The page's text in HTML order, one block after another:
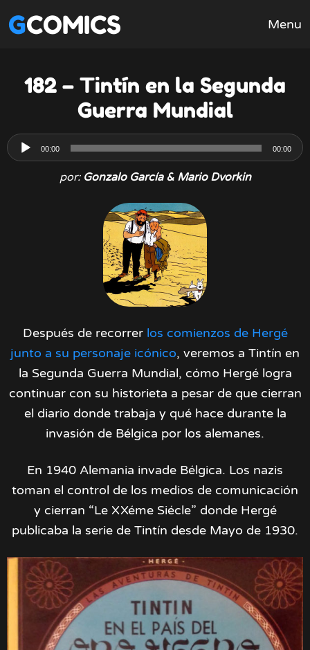
GCOMICS Menu
182 – Tintín en la Segunda
Guerra Mundial
Reproductor
de
audio
00:00 00:00
por: Gonzalo García & Mario Dvorkin
Después de recorrer los comienzos de Hergé
junto a su personaje icónico, veremos a Tintín en
la Segunda Guerra Mundial, cómo Hergé logra
continuar con su historieta a pesar de que cierran
el diario donde trabaja y qué hace durante la
invasión de Bélgica por los alemanes.
En 1940 Alemania invade Bélgica. Los nazis
toman el control de los medios de comunicación
y cierran “Le XXéme Siécle” donde Hergé
publicaba la serie de Tintín desde Mayo de 1930.